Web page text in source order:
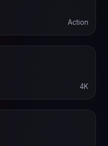
Action
4K